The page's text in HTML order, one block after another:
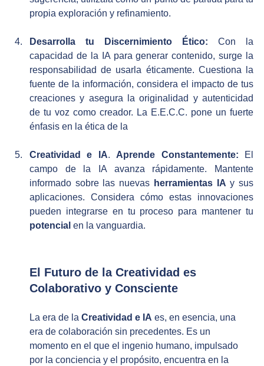
propia exploración y refinamiento.
Desarrolla tu Discernimiento Ético: Con la
capacidad de la IA para generar contenido, surge la
responsabilidad de usarla éticamente. Cuestiona la
fuente de la información, considera el impacto de tus
creaciones y asegura la originalidad y autenticidad
de tu voz como creador. La E.E.C.C. pone un fuerte
énfasis en la ética de la
Creatividad e IA. Aprende Constantemente: El
campo de la IA avanza rápidamente. Mantente
informado sobre las nuevas herramientas IA y sus
aplicaciones. Considera cómo estas innovaciones
potencial en la vanguardia.
El Futuro de la Creatividad es
Colaborativo y Consciente
La era de la Creatividad e IA es, en esencia, una
era de colaboración sin precedentes. Es un
momento en el que el ingenio humano, impulsado
por la conciencia y el propósito, encuentra en la